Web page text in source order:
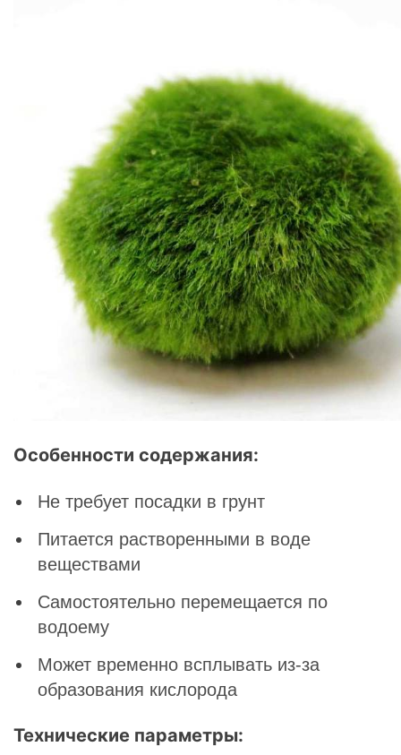
Особенности содержания:
Не требует посадки в грунт
Питается растворенными в воде
веществами
Самостоятельно перемещается по
водоему
Может временно всплывать из-за
образования кислорода
Технические параметры: